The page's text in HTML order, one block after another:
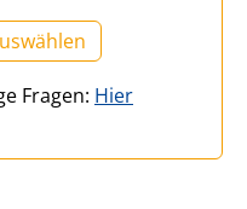
Fragen: Hier